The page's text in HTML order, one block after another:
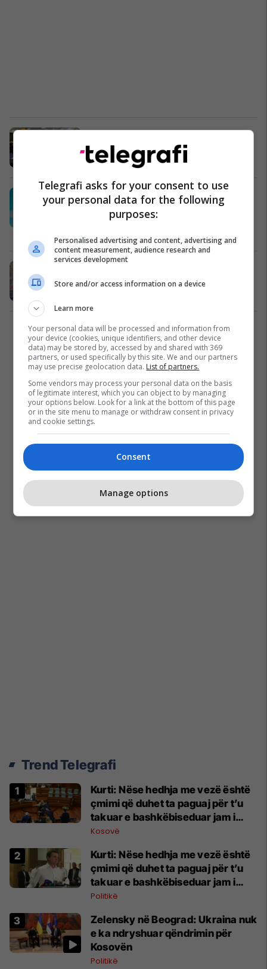
Themelohet Këshilli shtetëror për
shënimin e Epopesë së UÇK-së
Kosovë 20/02/2026
Qeveria nis procedurat për ngritjen
e Memorialit për Familjen Jashari
dhe Epopenë e UÇK-së në Itali
Osmani: Prekazi, kështjellë e lirisë
dhe fortifikatë e pamposhtur
2
Trend Telegrafi
Kurti: Nëse hedhja me vezë është
çmimi që duhet ta paguaj për t’u
takuar e bashkëbiseduar jam i
lumtur ta bëj këtë
Kosovë
Kurti: Nëse hedhja me vezë është
çmimi që duhet ta paguaj për t’u
takuar e bashkëbiseduar jam i
lumtur ta bëj këtë
Politikë
Zelensky në Beograd: Ukraina nuk
e ka ndryshuar qëndrimin për
Kosovën
Politikë
Telegrafi asks for your consent to use
your personal data for the following
purposes:
Personalised advertising and content, advertising and
content measurement, audience research and
services development
Store and/or access information on a device
Learn more
Your personal data will be processed and information from
your device (cookies, unique identifiers, and other device
data) may be stored by, accessed by and shared with 369
partners, or used specifically by this site. We and our partners
may use precise geolocation data. List of partners.
Some vendors may process your personal data on the basis
of legitimate interest, which you can object to by managing
your options below. Look for a link at the bottom of this page
or in the site menu to manage or withdraw consent in privacy
and cookie settings.
Consent
Manage options